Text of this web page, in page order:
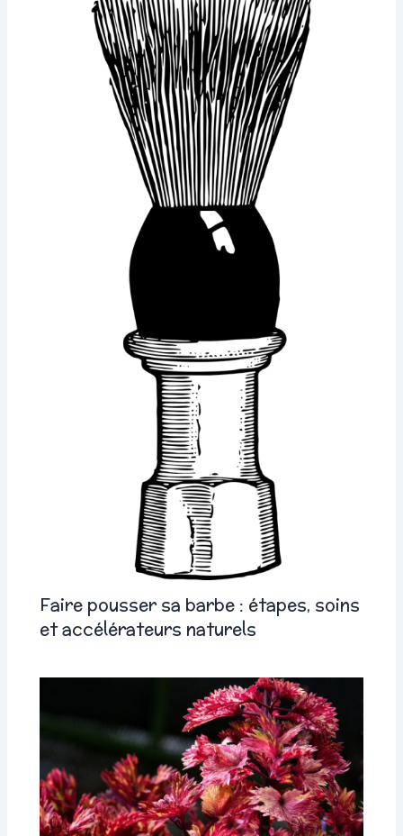
Faire pousser sa barbe : étapes, soins
et accélérateurs naturels